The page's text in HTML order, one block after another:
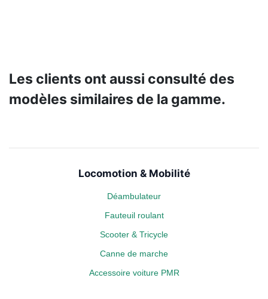
Les clients ont aussi consulté des
modèles similaires de la gamme.
Locomotion & Mobilité
Déambulateur
Fauteuil roulant
Scooter & Tricycle
Canne de marche
Accessoire voiture PMR